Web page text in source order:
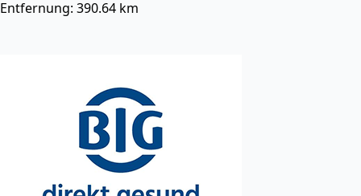
Entfernung: 390.64 km